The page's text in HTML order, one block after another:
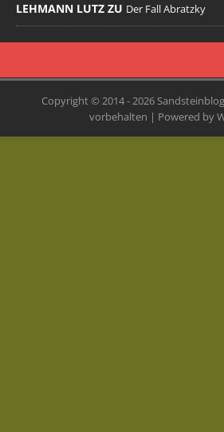
LEHMANN LUTZ ZU Der Fall Abratzky
Copyright © 2014 - 2026
vorbehalten | Powered by